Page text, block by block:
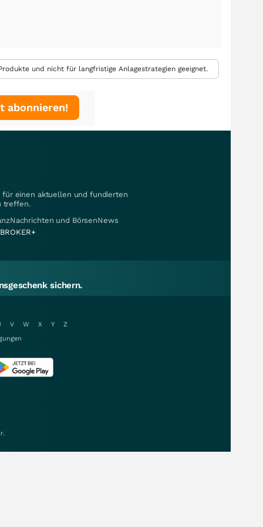
und nicht für langfristige Anlagestrategien geeignet.
abonnieren!
für einen aktuellen und fundierten
treffen.
und BörsenNews
sichern.
V W X Y
Z